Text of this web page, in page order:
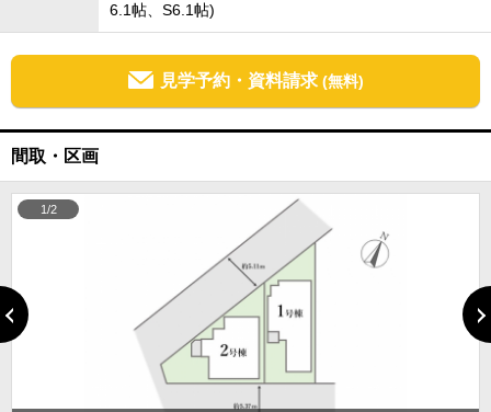
6.1帖、S6.1帖)
見学予約・資料請求 (無料)
間取・区画
1/2